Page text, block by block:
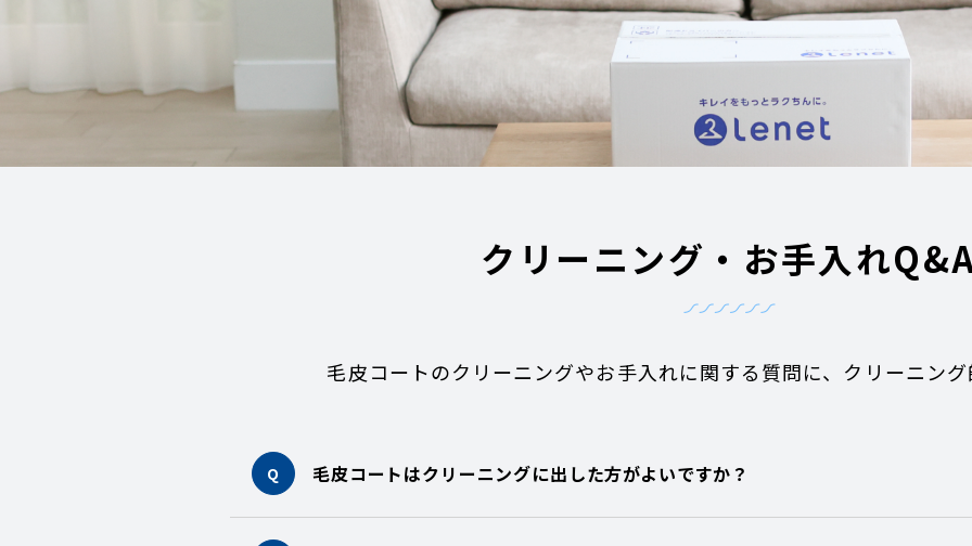
クリーニング・お手入れ
毛皮コートのクリーニングやお手入れに関する質問に、クリーニン
Q 毛皮コートはクリーニングに出した方がよいですか？